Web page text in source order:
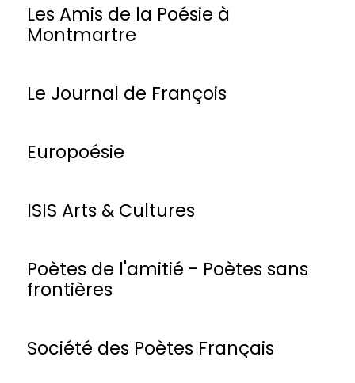
Les Amis de la Poésie à
Montmartre
Le Journal de François
Europoésie
ISIS Arts & Cultures
Poètes de l'amitié - Poètes sans
frontières
Société des Poètes Français